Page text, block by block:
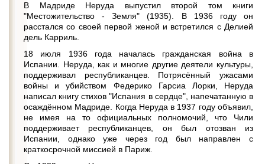
В Мадриде Неруда выпустил второй том книги
"Местожительство - Земля" (1935). В 1936 году он
расстался со своей первой женой и встретился с Делией
дель Карриль.
18 июля 1936 года началась гражданская война в
Испании. Неруда, как и многие другие деятели культуры,
поддерживал республиканцев. Потрясённый ужасами
войны и убийством Федерико Гарсиа Лорки, Неруда
написал книгу стихов "Испания в сердце", напечатанную в
осаждённом Мадриде. Когда Неруда в 1937 году объявил,
не имея на то официальных полномочий, что Чили
поддерживает республиканцев, он был отозван из
Испании, однако уже через год был направлен с
краткосрочной миссией в Париж.